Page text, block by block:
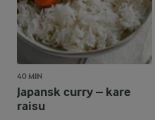
40 MIN
Japansk curry – kare
raisu